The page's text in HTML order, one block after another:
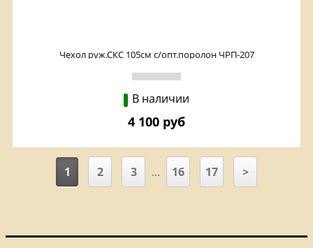
Чехол руж.СКС 105см с/опт.поролон ЧРП-207
В наличии
4 100 руб
1 2 3 ... 16 17 >